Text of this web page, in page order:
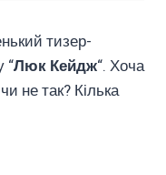
тизер-
“Люк Кейдж“. Хоча
не так? Кілька